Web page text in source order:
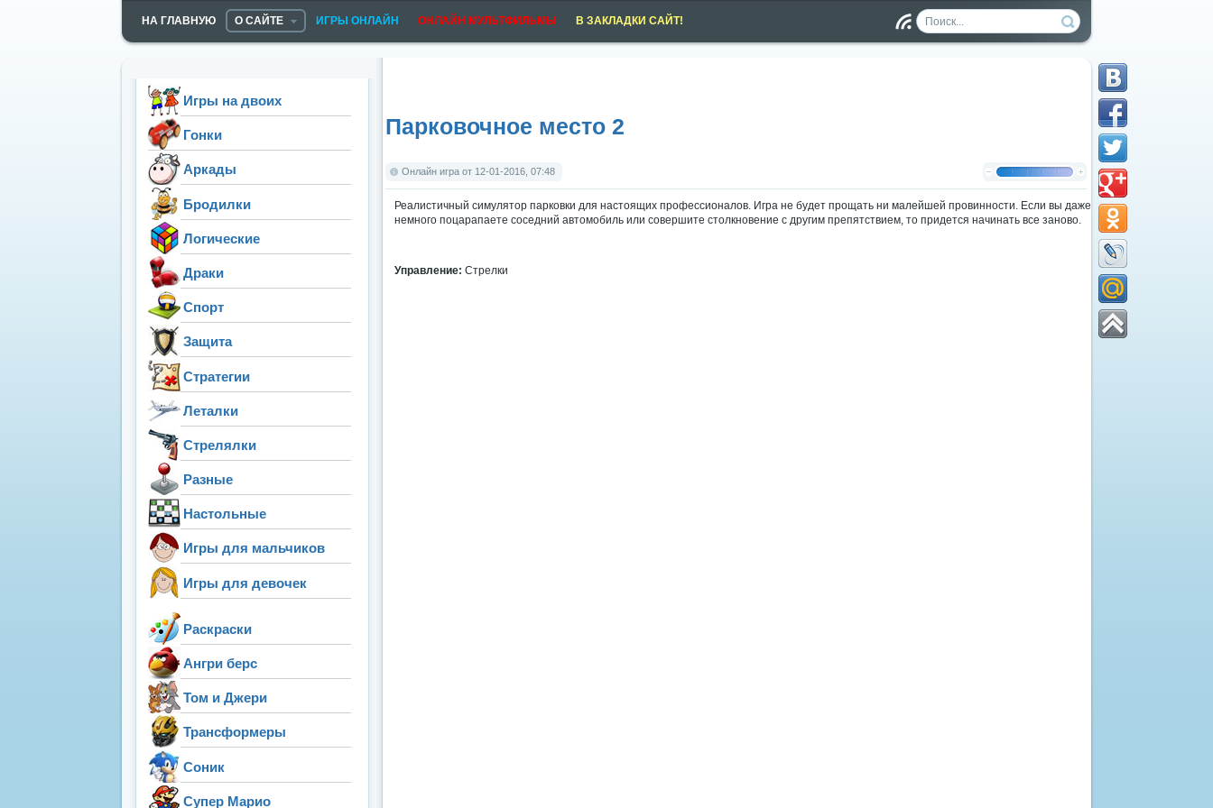
НА ГЛАВНУЮ О САЙТЕ ИГРЫ ОНЛАЙН ОНЛАЙН МУЛЬТФИЛЬМЫ
В ЗАКЛАДКИ САЙТ!
ен
Парковочное место 2
Онлайн игра от 12-01-2016, 07:48
Реалистичный симулятор парковки для настоящих профессионалов. Игра не будет прощать ни малейшей провинности. Если вы даже
немного поцарапаете соседний автомобиль или совершите столкновение с другим препятствием, то придется начинать все заново.
Управление: Стрелки
Игры на двоих
Гонки
Аркады
Бродилки
Логические
Драки
Спорт
Защита
Стратегии
Леталки
Стрелялки
Разные
Настольные
Игры для мальчиков
Игры для девочек
Раскраски
Ангри берс
Том и Джери
Трансформеры
Соник
Супер Марио